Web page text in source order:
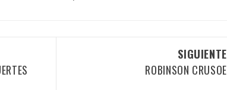
SIGUIENTE
ROBINSON CRUSOE